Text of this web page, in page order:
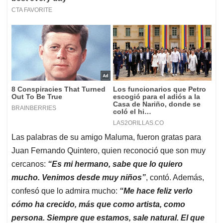
Las palabras de su amigo Maluma, fueron gratas para
Juan Fernando Quintero, quien reconoció que son muy
cercanos: “Es mi hermano, sabe que lo quiero
mucho. Venimos desde muy niños”, contó. Además,
confesó que lo admira mucho: “Me hace feliz verlo
cómo ha crecido, más que como artista, como
persona. Siempre que estamos, sale natural. El que